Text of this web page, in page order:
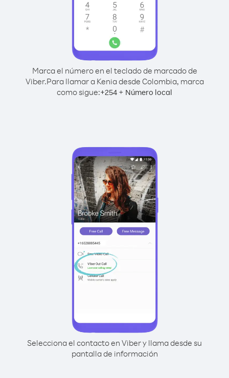
Marca el número en el teclado de marcado de
Viber.Para llamar a Kenia desde Colombia, marca
como sigue:+254 + Número local
Selecciona el contacto en Viber y llama desde su
pantalla de información